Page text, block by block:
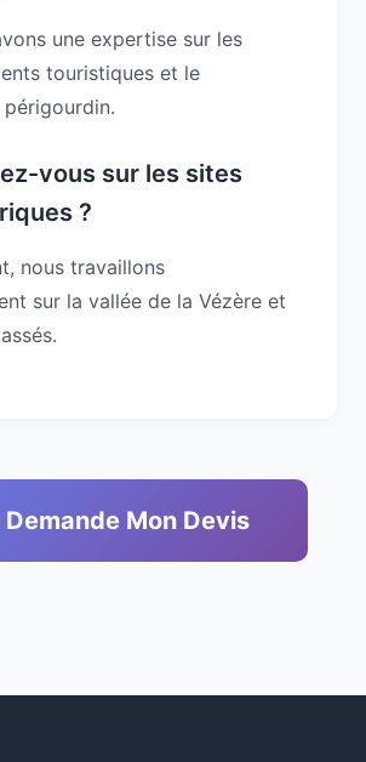
une expertise sur les
touristiques et le
vous sur les sites
?
nous travaillons
sur la vallée de la Vézère et
Demande Mon Devis